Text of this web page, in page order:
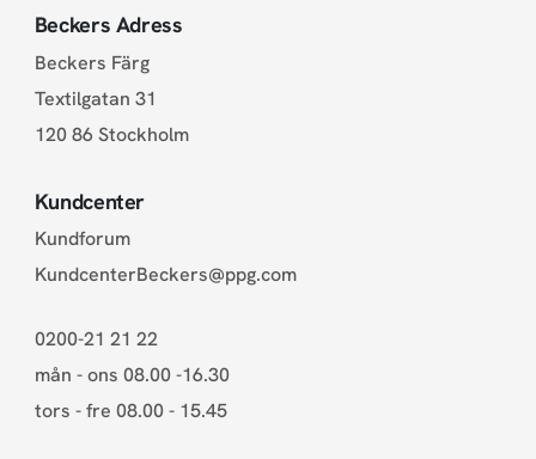
Beckers Adress
Beckers Färg
Textilgatan 31
120 86 Stockholm
Kundcenter
Kundforum
KundcenterBeckers@ppg.com
0200-21 21 22
mån - ons 08.00 -16.30
tors - fre 08.00 - 15.45